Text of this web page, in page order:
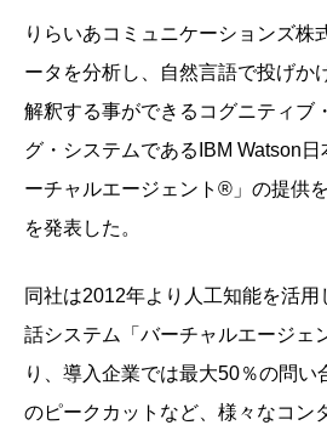
りらいあコミュニケーションズ株
ータを分析し、自然言語で投げか
解釈する事ができるコグニティブ
グ・システムであるIBM Watson
ーチャルエージェント®」の提供
を発表した。
同社は2012年より人工知能を活
話システム「バーチャルエージェ
り、導入企業では最大50％の問い
のピークカットなど、様々なコン